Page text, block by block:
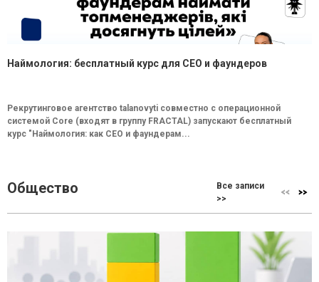
Наймология: бесплатный курс для CEO и фаундеров
Рекрутинговое агентство talanovyti совместно с операционной
системой Core (входят в группу FRACTAL) запускают бесплатный
курс "Наймология: как СEO и фаундерам...
Общество
Все записи
>>